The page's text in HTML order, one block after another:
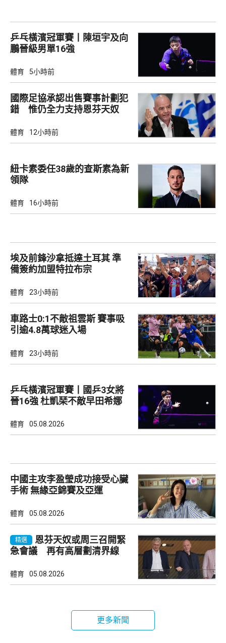
乒乓橫濱冠軍賽丨陳垣宇及向
鵬晉級男單16強
體育 5小時前
國際足協承認出售賽事計劃犯
錯 惟仍全力支持恩芬天奴
體育 12小時前
紐卡素委任38歲的查斯素為新
領隊
體育 16小時前
埃及前鋒沙拿抵達土耳其 準
備簽約加盟特拉布宗
體育 23小時前
車路士0:1不敵祖雲斯 賽事吸
引逾4.8萬球迷入場
體育 23小時前
乒乓橫濱冠軍賽丨國乒3女將
晉16強 杜凱琹不敵早田希娜
體育 05.08.2026
中國主攻李盈瑩成功接受心臟
手術 無緣亞錦賽及亞運
體育 05.08.2026
精選
恩芬天奴或周三召開緊
急會議 再有高層劃清界線
體育 05.08.2026
更多新聞